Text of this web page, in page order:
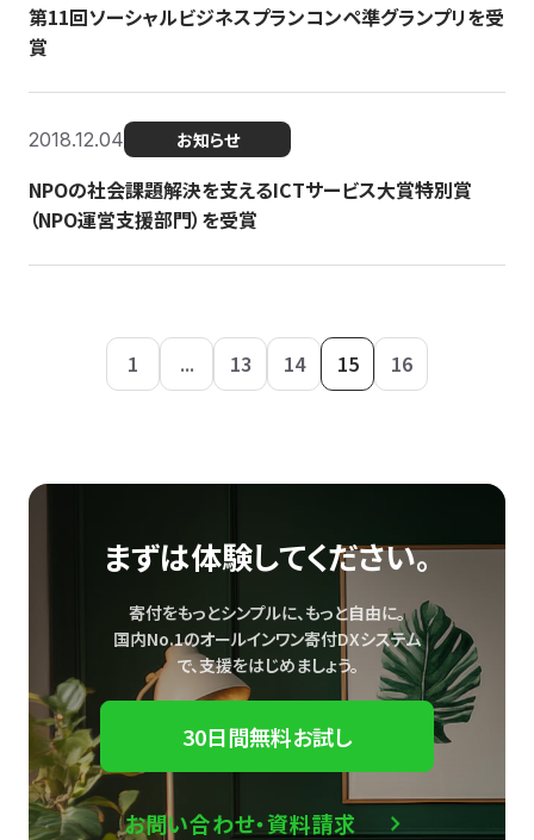
第11回ソーシャルビジネスプランコンペ準グランプリを受
賞
2018.12.04 お知らせ
NPOの社会課題解決を支えるICTサービス大賞特別賞
（NPO運営支援部門）を受賞
1 ... 13 14 15 16
まずは体験してください。
寄付をもっとシンプルに、もっと自由に。
国内No.1のオールインワン寄付DXシステム
で、支援をはじめましょう。
30日間無料お試し
お問い合わせ・資料請求